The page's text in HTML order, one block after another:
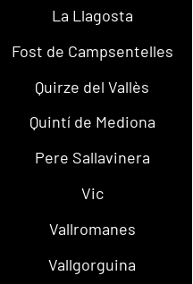
La Llagosta
Fost de Campsentelles
Quirze del Vallès
Quintí de Mediona
Pere Sallavinera
Vic
Vallromanes
Vallgorguina